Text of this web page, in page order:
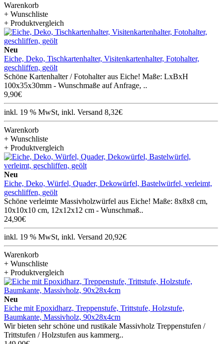
Warenkorb
+ Wunschliste
+ Produktvergleich
Neu
Eiche, Deko, Tischkartenhalter, Visitenkartenhalter, Fotohalter,
geschliffen, geölt
Schöne Kartenhalter / Fotohalter aus Eiche! Maße: LxBxH
100x35x30mm - Wunschmaße auf Anfrage, ..
9,90€
inkl. 19 % MwSt, inkl. Versand 8,32€
Warenkorb
+ Wunschliste
+ Produktvergleich
Neu
Eiche, Deko, Würfel, Quader, Dekowürfel, Bastelwürfel, verleimt,
geschliffen, geölt
Schöne verleimte Massivholzwürfel aus Eiche! Maße: 8x8x8 cm,
10x10x10 cm, 12x12x12 cm - Wunschmaß..
24,90€
inkl. 19 % MwSt, inkl. Versand 20,92€
Warenkorb
+ Wunschliste
+ Produktvergleich
Neu
Eiche mit Epoxidharz, Treppenstufe, Trittstufe, Holzstufe,
Baumkante, Massivholz, 90x28x4cm
Wir bieten sehr schöne und rustikale Massivholz Treppenstufen /
Trittstufen / Holzstufen aus kammerg..